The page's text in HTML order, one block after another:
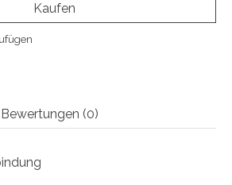
Kaufen
Bewertungen (0)